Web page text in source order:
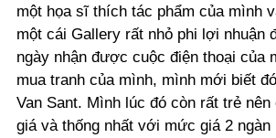
một họa sĩ thích tác phẩm của mình
một cái Gallery rất nhỏ phi lợi nhuận
ngày nhận được cuộc điện thoại của
mua tranh của mình, mình mới biết
Van Sant. Mình lúc đó còn rất trẻ
giá và thống nhất với mức giá 2